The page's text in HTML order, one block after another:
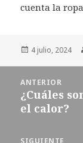
cuenta la
Publicado
4 julio, 2024
entradas
ANTERIOR
Entrada
anterior:
¿Cuáles
el calor?